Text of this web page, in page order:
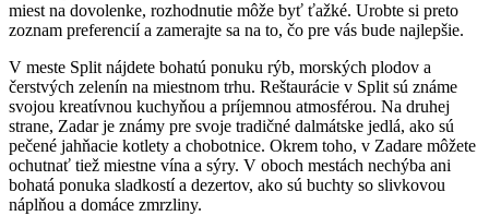
miest na dovolenke, rozhodnutie môže byť ťažké. Urobte si preto
zoznam preferencií a zamerajte sa na to, čo pre vás bude najlepšie.
V meste Split nájdete bohatú ponuku rýb, morských plodov a
čerstvých zelenín na miestnom trhu. Reštaurácie v Split sú známe
svojou kreatívnou kuchyňou a príjemnou atmosférou. Na druhej
strane, Zadar je známy pre svoje tradičné dalmátske jedlá, ako sú
pečené jahňacie kotlety a chobotnice. Okrem toho, v Zadare môžete
ochutnať tiež miestne vína a sýry. V oboch mestách nechýba ani
bohatá ponuka sladkostí a dezertov, ako sú buchty so slivkovou
náplňou a domáce zmrzliny.